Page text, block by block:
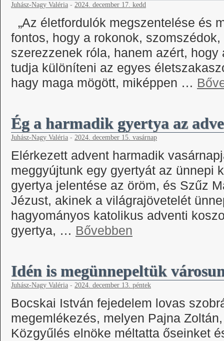
Juhász-Nagy Valéria - 2024. december 17. kedd
„Az életfordulók megszentelése és
fontos, hogy a rokonok,
szerezzenek róla, hanem azért,
tudja különíteni az egyes
hagy maga mögött, miképpen …
Ég a harmadik gyertya az
Juhász-Nagy Valéria - 2024. december 15. vasárnap
Elérkezett advent harmadik
meggyújtunk egy gyertyát az ünnepi
gyertya jelentése az öröm, és Szűz
Jézust, akinek a világrajövetelét
hagyományos katolikus adventi
gyertya, … Bővebben
Idén is megünnepeltük
Juhász-Nagy Valéria - 2024. december 13. péntek
Bocskai István fejedelem lovas
megemlékezés, melyen Pajna
Közgyűlés elnöke méltatta őseinket